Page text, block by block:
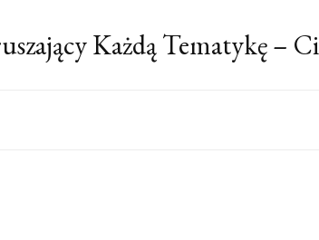
Każdą Tematykę –